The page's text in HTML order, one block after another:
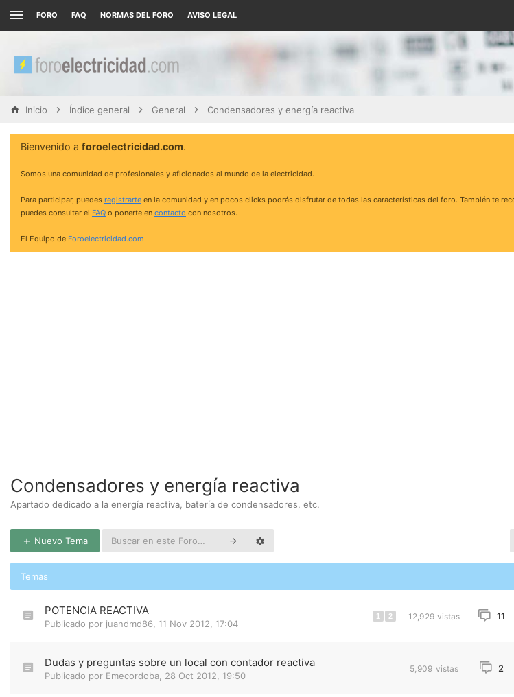
FORO FAQ NORMAS DEL FORO AVISO LEGAL
Inicio Índice general General Condensadores y energía reactiva
Bienvenido a foroelectricidad.com.
Somos una comunidad de profesionales y aficionados al mundo de la electricidad.
Para participar, puedes registrarte en la comunidad y en pocos clicks podrás disfrutar de todas las características del foro. También te
puedes consultar el FAQ o ponerte en contacto con nosotros.
El Equipo de Foroelectricidad.com
Condensadores y energía reactiva
Apartado dedicado a la energía reactiva, batería de condensadores, etc.
Nuevo Tema
Temas
POTENCIA REACTIVA
Publicado por juandmd86 11 Nov 2012, 17:04
1 2 12,929 vistas 11
Dudas y preguntas sobre un local con contador reactiva
Publicado por Emecordoba 28 Oct 2012, 19:50
5,909 vistas 2